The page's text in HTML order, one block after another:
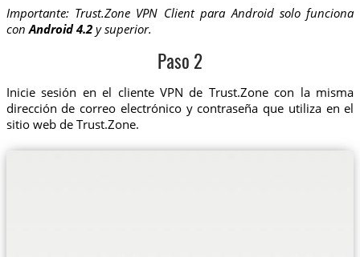
Importante: Trust.Zone VPN Client para Android solo funciona
conAndroid 4.2y superior.
Paso 2
Inicie sesión en el cliente VPN de Trust.Zone con la misma
dirección de correo electrónico y contraseña que utiliza en el
sitio web de Trust.Zone.